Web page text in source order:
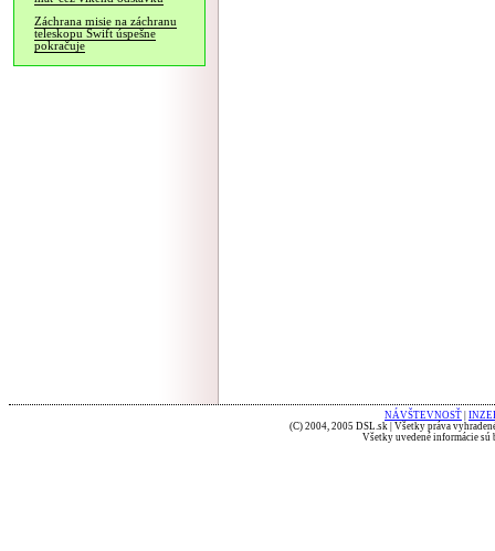
Záchrana misie na záchranu
teleskopu Swift úspešne
pokračuje
NÁVŠTEVNOSŤ
(C) 2004, 2005 DSL.sk | Všetky práva
Všetky uvedené informácie sú